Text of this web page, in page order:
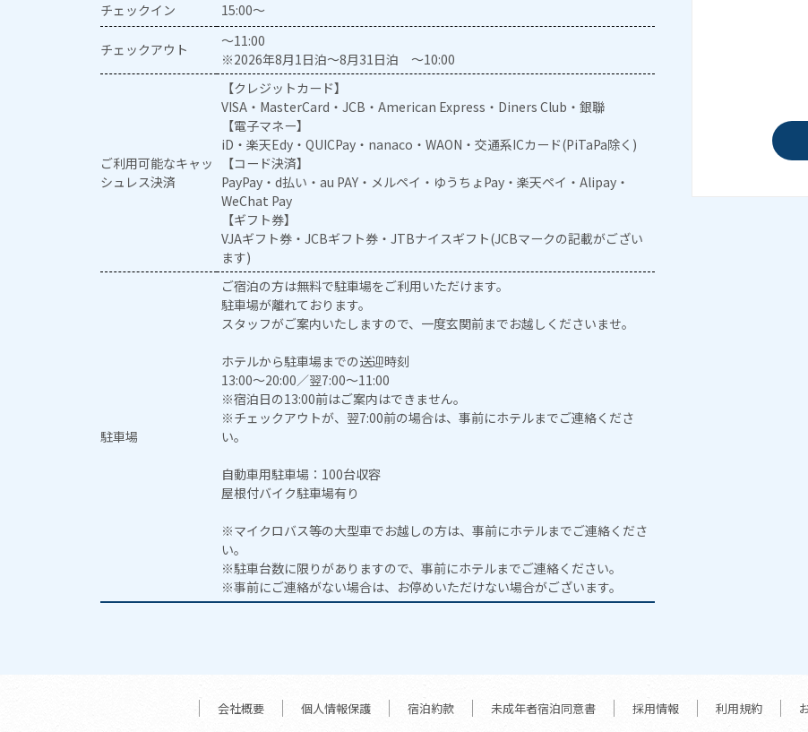
チェックイン 15:00～
チェックアウト
～11:00
※2026年8月1日泊～8月31日泊 ～10:00
ご利用可能なキャッ
シュレス決済
【クレジットカード】
VISA・MasterCard・JCB・American Express・Diners Club・銀聯
【電子マネー】
iD・楽天Edy・QUICPay・nanaco・WAON・交通系ICカード(PiTaPa除く)
【コード決済】
PayPay・d払い・au PAY・メルペイ・ゆうちょPay・楽天ペイ・Alipay・
WeChat Pay
【ギフト券】
VJAギフト券・JCBギフト券・JTBナイスギフト(JCBマークの記載がござい
ます)
駐車場
ご宿泊の方は無料で駐車場をご利用いただけます。
駐車場が離れております。
スタッフがご案内いたしますので、一度玄関前までお越しくださいませ。
ホテルから駐車場までの送迎時刻
13:00～20:00／翌7:00～11:00
※宿泊日の13:00前はご案内はできません。
※チェックアウトが、翌7:00前の場合は、事前にホテルまでご連絡くださ
い。
自動車用駐車場：100台収容
屋根付バイク駐車場有り
※マイクロバス等の大型車でお越しの方は、事前にホテルまでご連絡くださ
い。
※駐車台数に限りがありますので、事前にホテルまでご連絡ください。
※事前にご連絡がない場合は、お停めいただけない場合がございます。
会社概要 個人情報保護 宿泊約款 未成年者宿泊同意書 採用情報 利用規約